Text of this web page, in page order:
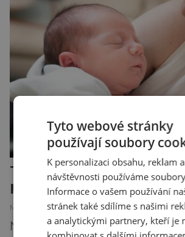
vůbec nezaslouží. Fakticky se
zákeřné a nebezpečné
plaché živočichy. Velikostně […]
Těhotenství mění
pokaždé jinak!
MEDICÍNA ZAJÍMAVOSTI
Novopečené matky často
Tyto webové stránky
používají soubory
K personalizaci obsahu, reklam
návštěvnosti používáme
Informace o vašem používání
stránek také sdílíme s našimi
a analytickými partnery, kteří je